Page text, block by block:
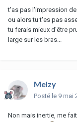
t'as pas l'impression
ou alors tu t'es pas
tu ferais mieux d'être
large sur les bras...
Melzy
Posté le 9 mai
Non mais inertie, me